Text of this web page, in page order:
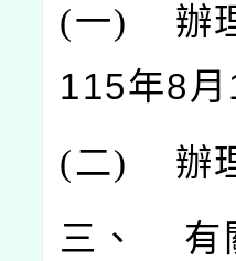
(一) 辦
115年8
(二) 辦
三、 有